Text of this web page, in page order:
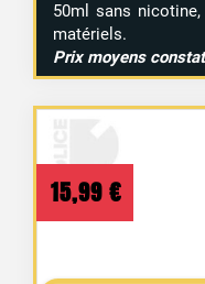
50ml sans
matériels.
Prix moyens
15,99 €